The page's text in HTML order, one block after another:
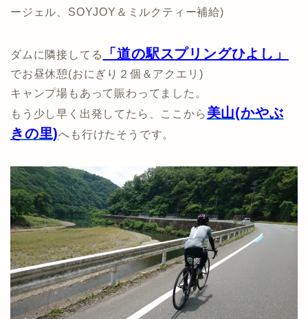
ージェル、SOYJOY＆ミルクティー補給)
ダムに隣接してる 「道の駅スプリングひよし」
でお昼休憩(おにぎり２個＆アクエリ)
キャンプ場もあって賑わってました。
もう少し早く出発してたら、ここから 美山(かやぶ
きの里)へも行けたそうです。